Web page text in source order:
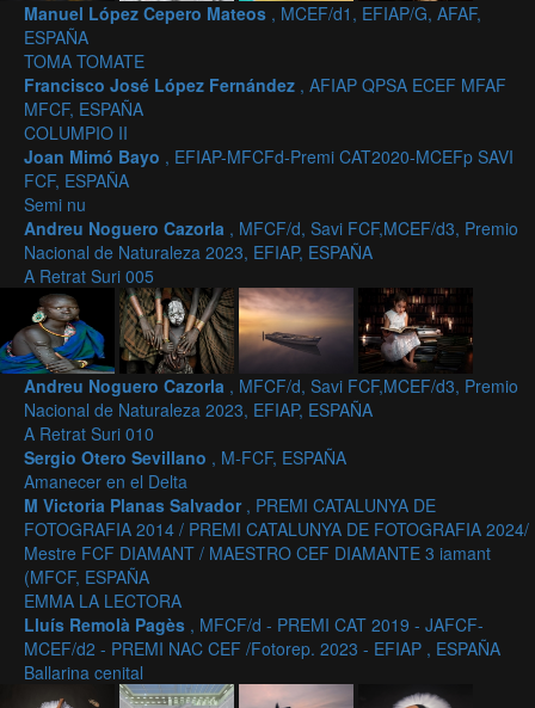
Manuel López Cepero Mateos , MCEF/d1, EFIAP/G, AFAF,
ESPAÑA
TOMA TOMATE
Francisco José López Fernández , AFIAP QPSA ECEF MFAF
MFCF, ESPAÑA
COLUMPIO II
Joan Mimó Bayo , EFIAP-MFCFd-Premi CAT2020-MCEFp SAVI
FCF, ESPAÑA
Semi nu
Andreu Noguero Cazorla , MFCF/d, Savi FCF,MCEF/d3, Premio
Nacional de Naturaleza 2023, EFIAP, ESPAÑA
A Retrat Suri 005
Andreu Noguero Cazorla , MFCF/d, Savi FCF,MCEF/d3, Premio
Nacional de Naturaleza 2023, EFIAP, ESPAÑA
A Retrat Suri 010
Sergio Otero Sevillano , M-FCF, ESPAÑA
Amanecer en el Delta
M Victoria Planas Salvador , PREMI CATALUNYA DE
FOTOGRAFIA 2014 / PREMI CATALUNYA DE FOTOGRAFIA 2024/
Mestre FCF DIAMANT / MAESTRO CEF DIAMANTE 3 iamant
(MFCF, ESPAÑA
EMMA LA LECTORA
Lluís Remolà Pagès , MFCF/d - PREMI CAT 2019 - JAFCF-
MCEF/d2 - PREMI NAC CEF /Fotorep. 2023 - EFIAP , ESPAÑA
Ballarina cenital